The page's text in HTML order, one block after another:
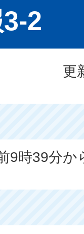
2
更
9時39分か